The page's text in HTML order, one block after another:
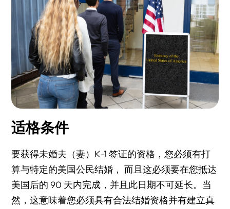
适格条件
要获得未婚夫（妻）K-1 签证的资格，您必须有打
算与特定的美国公民结婚， 而且这必须要在您抵达
美国后的 90 天内完成，并且此日期不可延长。当
然，这意味着您必须具有合法结婚资格并有建立真